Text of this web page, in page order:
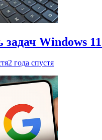
задач Windows
2 года спустя